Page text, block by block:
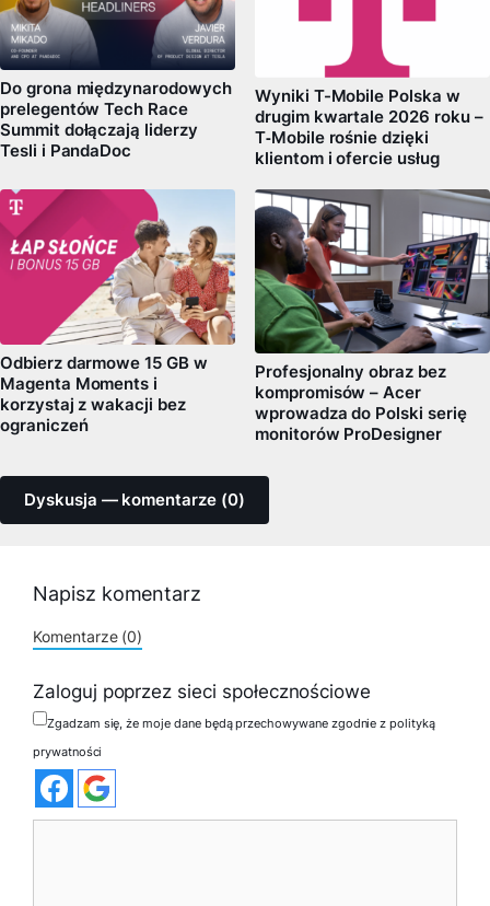
Do grona międzynarodowych
prelegentów Tech Race
Summit dołączają liderzy
Tesli i PandaDoc
Wyniki T-Mobile Polska w
drugim kwartale 2026 roku –
T‑Mobile rośnie dzięki
klientom i ofercie usług
Odbierz darmowe 15 GB w
Magenta Moments i
korzystaj z wakacji bez
ograniczeń
Profesjonalny obraz bez
kompromisów – Acer
wprowadza do Polski serię
monitorów ProDesigner
Dyskusja — komentarze (0)
Napisz komentarz
Komentarze (0)
Zaloguj poprzez sieci społecznościowe
Zgadzam się, że moje dane będą przechowywane zgodnie z polityką
prywatności